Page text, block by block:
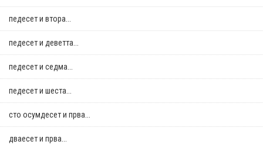
педесет и втора...
педесет и деветта...
педесет и седма...
педесет и шеста...
сто осумдесет и прва...
дваесет и прва...